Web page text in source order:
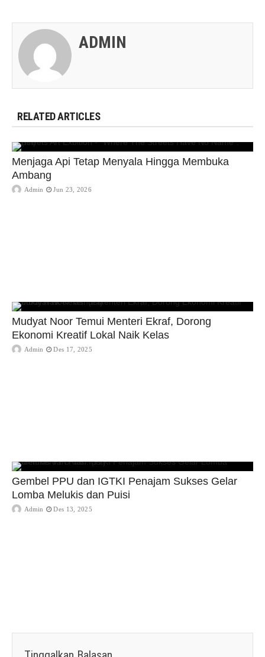
ADMIN
RELATED ARTICLES
Menjaga Api Tetap Menyala Hingga Membuka
Ambang
Admin Jun 23, 2026
Mudyat Noor Temui Menteri Ekraf, Dorong
Ekonomi Kreatif Lokal Naik Kelas
Admin Des 17, 2025
Gembel PPU dan IGTKI Penajam Sukses Gelar
Lomba Melukis dan Puisi
Admin Des 13, 2025